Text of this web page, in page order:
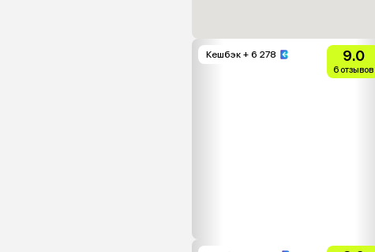
Кешбэк + 6 278 9.0
6 отзывов